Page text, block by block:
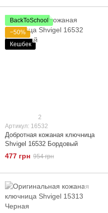
BackToSchool
−50%
Кешбек
2
Артикул: 16532
Добротная кожаная ключница
Shvigel 16532 Бордовый
477 грн 954 грн